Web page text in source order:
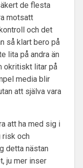
de flesta
motsatt
och det
så klart bero på
lita på andra än
okritiskt litar på
media blir
att själva vara
att ha med sig i
risk och
detta nästan
ju mer inser